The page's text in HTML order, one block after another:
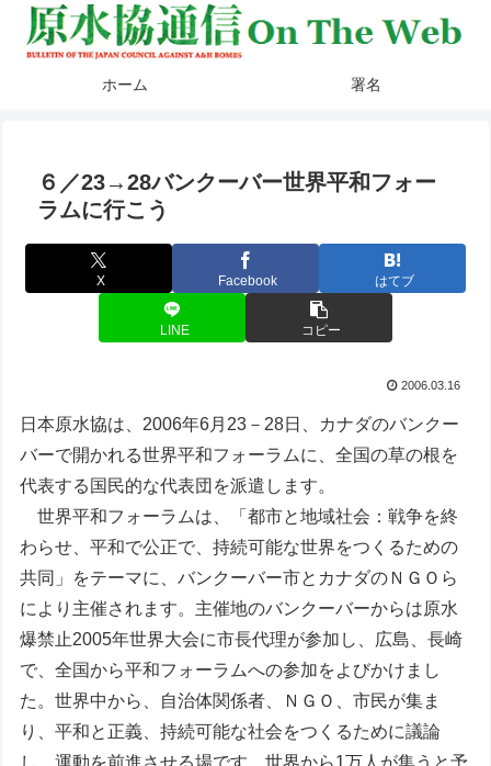
ホーム 署名
６／23→28バンクーバー世界平和フォー
ラムに行こう
X Facebook はてブ
LINE コピー
2006.03.16
日本原水協は、2006年6月23－28日、カナダのバンクー
バーで開かれる世界平和フォーラムに、全国の草の根を
代表する国民的な代表団を派遣します。
世界平和フォーラムは、「都市と地域社会：戦争を終
わらせ、平和で公正で、持続可能な世界をつくるための
共同」をテーマに、バンクーバー市とカナダのＮＧＯら
により主催されます。主催地のバンクーバーからは原水
爆禁止2005年世界大会に市長代理が参加し、広島、長崎
で、全国から平和フォーラムへの参加をよびかけまし
た。世界中から、自治体関係者、ＮＧＯ、市民が集ま
り、平和と正義、持続可能な社会をつくるために議論
し、運動を前進させる場です。世界から1万人が集うと予